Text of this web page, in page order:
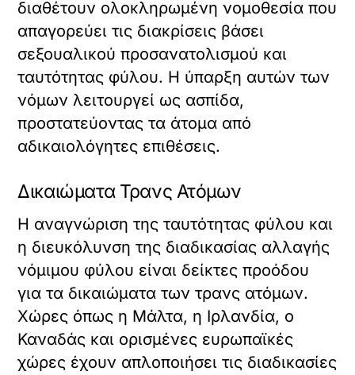
διαθέτουν ολοκληρωμένη νομοθεσία που
απαγορεύει τις διακρίσεις βάσει
σεξουαλικού προσανατολισμού και
ταυτότητας φύλου. Η ύπαρξη αυτών των
νόμων λειτουργεί ως ασπίδα,
προστατεύοντας τα άτομα από
αδικαιολόγητες επιθέσεις.
Δικαιώματα Τρανς Ατόμων
Η αναγνώριση της ταυτότητας φύλου και
η διευκόλυνση της διαδικασίας αλλαγής
νόμιμου φύλου είναι δείκτες προόδου
για τα δικαιώματα των τρανς ατόμων.
Χώρες όπως η Μάλτα, η Ιρλανδία, ο
Καναδάς και ορισμένες ευρωπαϊκές
χώρες έχουν απλοποιήσει τις διαδικασίες